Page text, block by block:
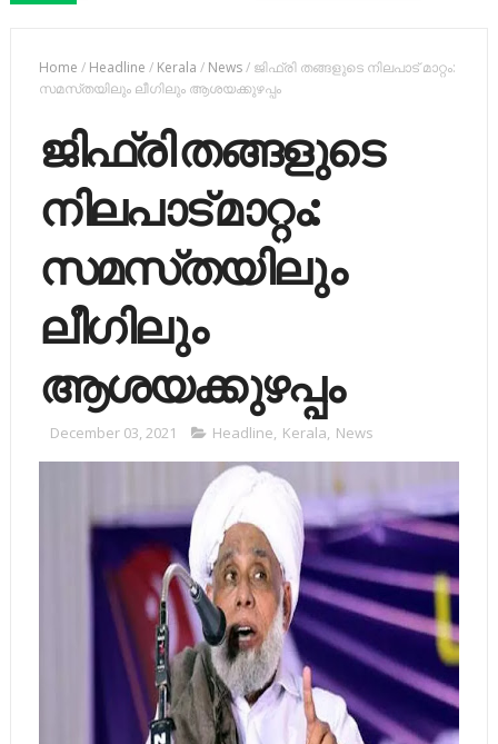
Home / Headline / Kerala / News/ ജിഫ്​രി തങ്ങളുടെ നിലപാട്​ മാറ്റം:
സമസ്​തയിലും ലീഗിലും ആശയക്കുഴപ്പം
ജിഫ്​രി തങ്ങളുടെ
നിലപാട്​ മാറ്റം:
സമസ്​തയിലും
ലീഗിലും
ആശയക്കുഴപ്പം
December 03, 2021 Headline, Kerala, News